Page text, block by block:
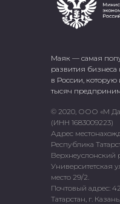
Маяк — самая
развития бизнеса
в России, которую
тысяч
© 2020, ООО «М
(ИНН 1683009223)
Адрес
Республика
Верхнеуслонский
Университетская
место 29/2.
Почтовый адрес:
Татарстан, г.